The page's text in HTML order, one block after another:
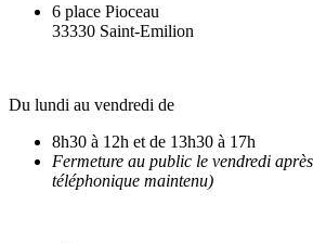
6 place Pioceau
33330 Saint-Emilion
Du lundi au vendredi de
8h30 à 12h et de 13h30 à 17h
Fermeture au public le vendredi
téléphonique maintenu)